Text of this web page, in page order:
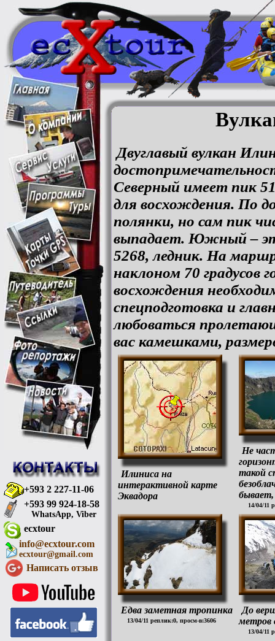
+593 2 227-11-06
+593 99 924-18-58
WhatsApp, Viber
ecxtour
info@ecxtour.com
ecxtour@gmail.com
Написать отзыв
Двуглавый вулкан
Северный имеет пик
для восхождения. По
полянки, но сам пик
выпадает. Южный –
5268, ледник. На
наклоном 70 градусов
восхождения
спецподготовка и
любоваться
вас камешками,
Илиниса на
интерактивной карте
Эквадора
Не
такой
бывает,
14/04/11
Едва заметная тропинка
13/04/11 реплик:0, просм-в:3606
До
метров
13/04/11